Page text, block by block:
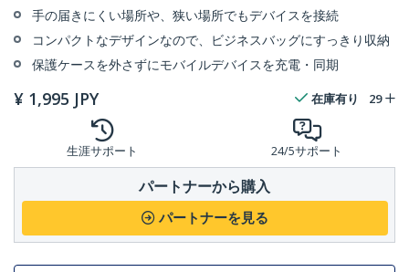
手の届きにくい場所や、狭い場所でもデバイスを接続
コンパクトなデザインなので、ビジネスバッグにすっきり収納
保護ケースを外さずにモバイルデバイスを充電・同期
¥ 1,995 JPY 在庫有り 29
生涯サポート 24/5サポート
パートナーから購入
パートナーを見る